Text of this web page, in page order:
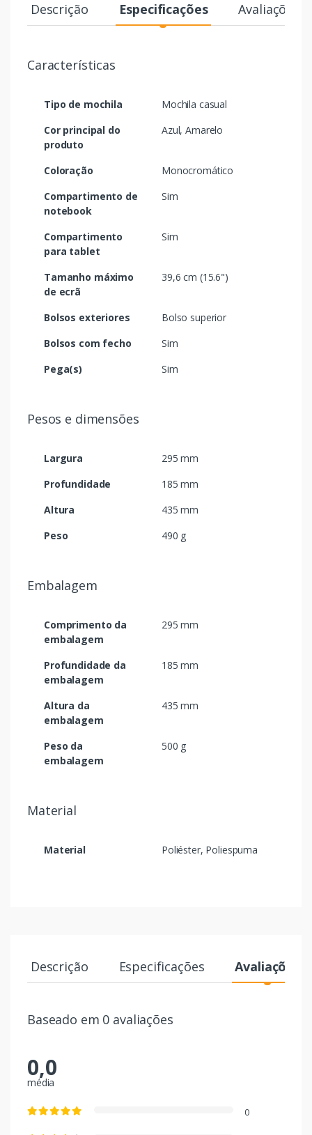
Descrição Especificações Avaliações
Características
Tipo de mochila
Mochila casual
Cor principal do
produto
Azul, Amarelo
Coloração
Monocromático
Compartimento de
notebook
Sim
Compartimento
para tablet
Sim
Tamanho máximo
de ecrã
39,6 cm (15.6")
Bolsos exteriores
Bolso superior
Bolsos com fecho
Sim
Pega(s)
Sim
Pesos e dimensões
Largura
295 mm
Profundidade
185 mm
Altura
435 mm
Peso
490 g
Embalagem
Comprimento da
embalagem
295 mm
Profundidade da
embalagem
185 mm
Altura da
embalagem
435 mm
Peso da
embalagem
500 g
Material
Material Poliéster, Poliespuma
Descrição Especificações Avaliações
Baseado em 0 avaliações
0,0
média
0